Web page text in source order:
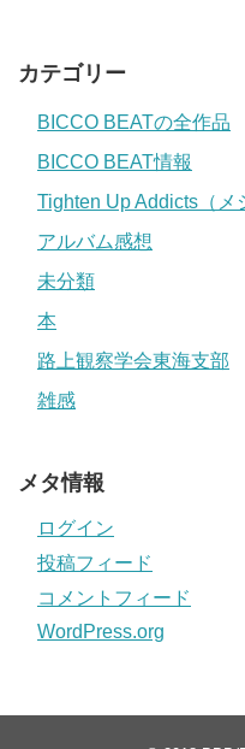
カテゴリー
BICCO BEATの全作品
BICCO BEAT情報
Tighten Up Addicts（メ
アルバム感想
未分類
本
路上観察学会東海支部
雑感
メタ情報
ログイン
投稿フィード
コメントフィード
WordPress.org